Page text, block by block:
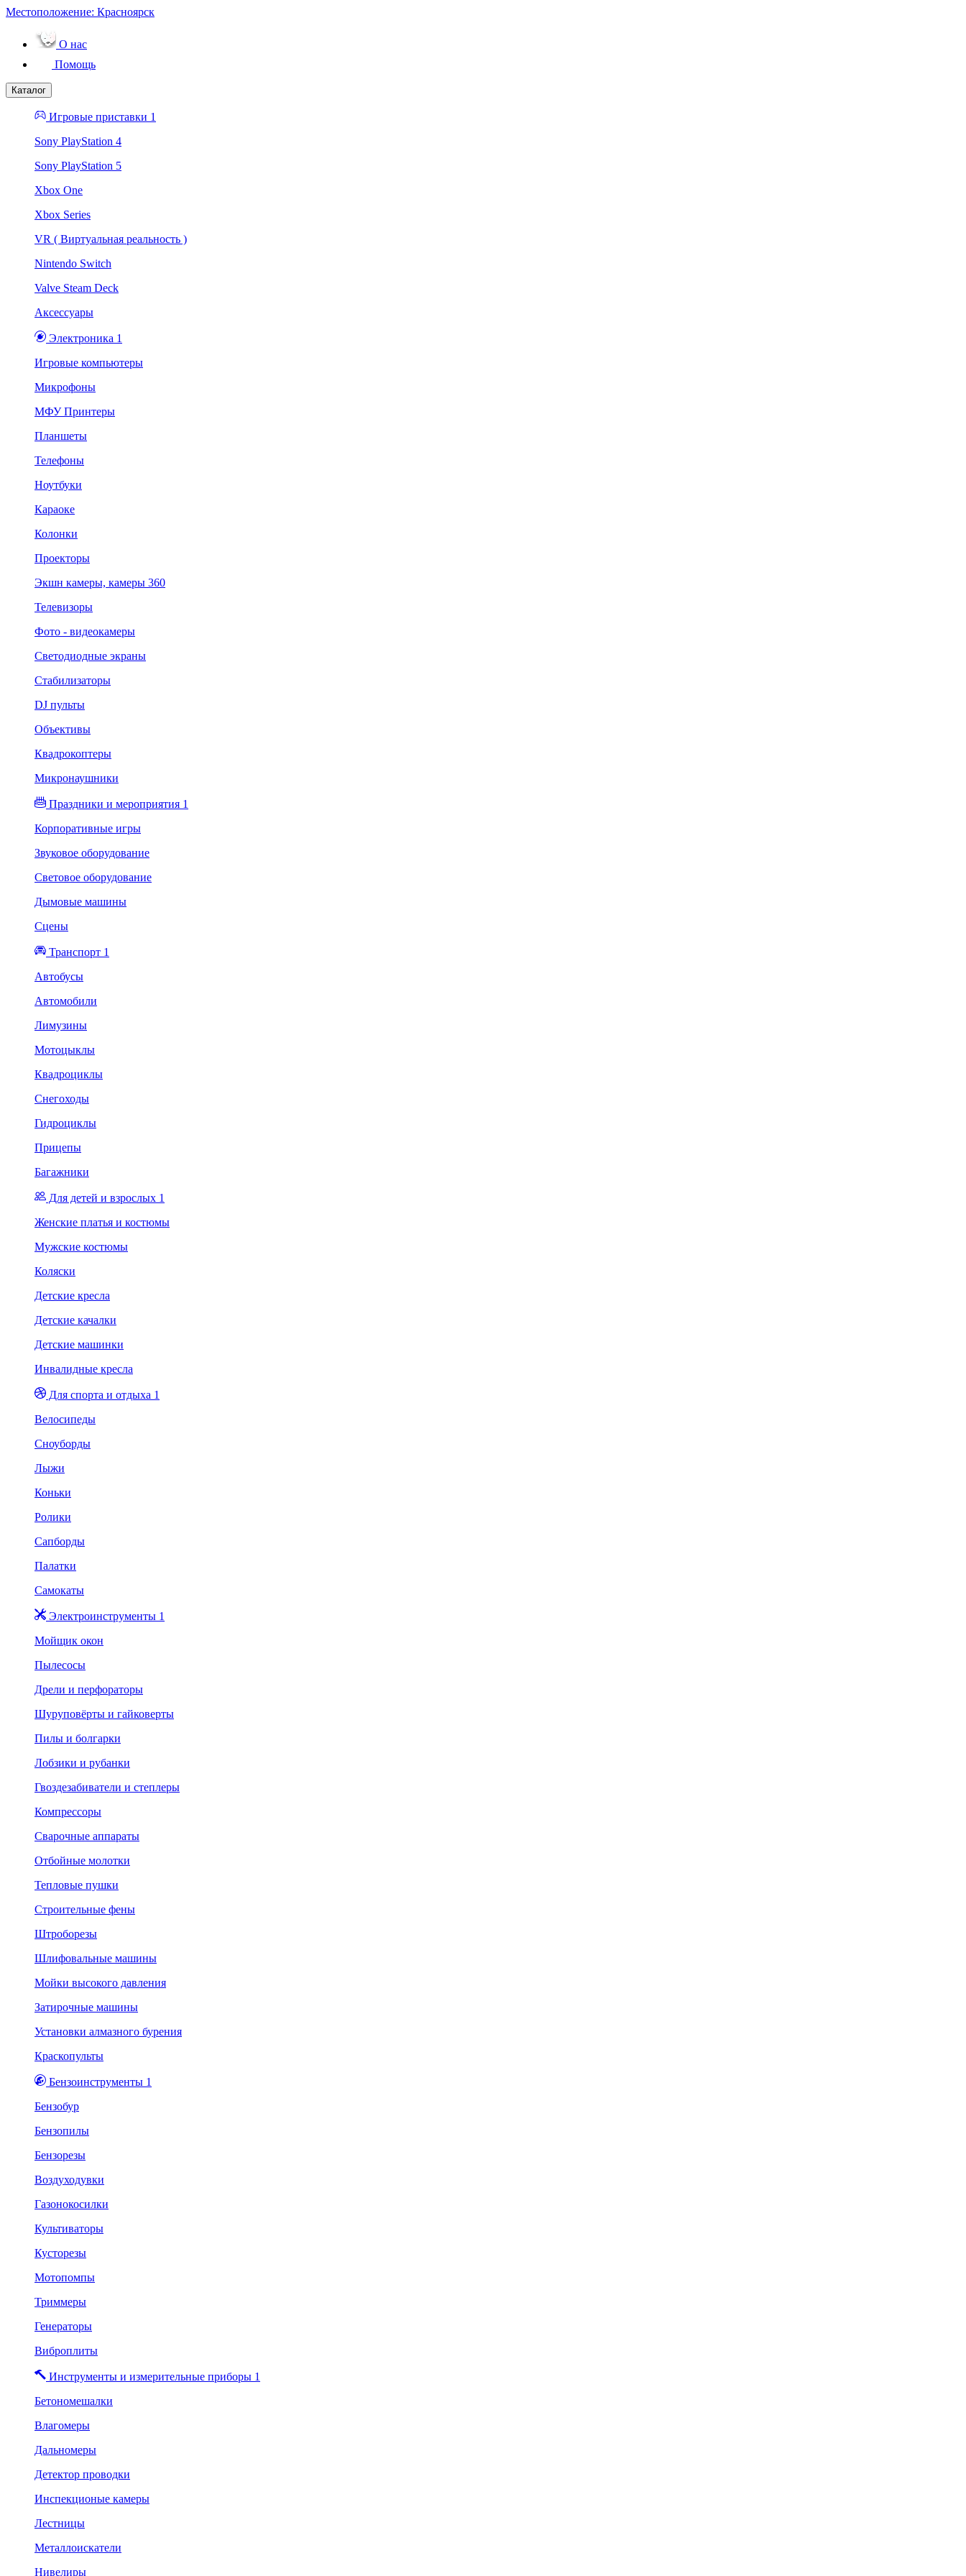
Местоположение: Красноярск
О нас
Помощь
Каталог
Игровые приставки 1
Sony PlayStation 4
Sony PlayStation 5
Xbox One
Xbox Series
VR ( Виртуальная реальность )
Nintendo Switch
Valve Steam Deck
Аксессуары
Электроника 1
Игровые компьютеры
Микрофоны
МФУ Принтеры
Планшеты
Телефоны
Ноутбуки
Караоке
Колонки
Проекторы
Экшн камеры, камеры 360
Телевизоры
Фото - видеокамеры
Светодиодные экраны
Стабилизаторы
DJ пульты
Объективы
Квадрокоптеры
Микронаушники
Праздники и мероприятия 1
Корпоративные игры
Звуковое оборудование
Световое оборудование
Дымовые машины
Сцены
Транспорт 1
Автобусы
Автомобили
Лимузины
Мотоцыклы
Квадроциклы
Снегоходы
Гидроциклы
Прицепы
Багажники
Для детей и взрослых 1
Женские платья и костюмы
Мужские костюмы
Коляски
Детские кресла
Детские качалки
Детские машинки
Инвалидные кресла
Для спорта и отдыха 1
Велосипеды
Сноуборды
Лыжи
Коньки
Ролики
Сапборды
Палатки
Самокаты
Электроинструменты 1
Мойщик окон
Пылесосы
Дрели и перфораторы
Шуруповёрты и гайковерты
Пилы и болгарки
Лобзики и рубанки
Гвоздезабиватели и степлеры
Компрессоры
Сварочные аппараты
Отбойные молотки
Тепловые пушки
Строительные фены
Штроборезы
Шлифовальные машины
Мойки высокого давления
Затирочные машины
Установки алмазного бурения
Краскопульты
Бензоинструменты 1
Бензобур
Бензопилы
Бензорезы
Воздуходувки
Газонокосилки
Культиваторы
Кусторезы
Мотопомпы
Триммеры
Генераторы
Виброплиты
Инструменты и измерительные приборы 1
Бетономешалки
Влагомеры
Дальномеры
Детектор проводки
Инспекционые камеры
Лестницы
Металлоискатели
Нивелиры